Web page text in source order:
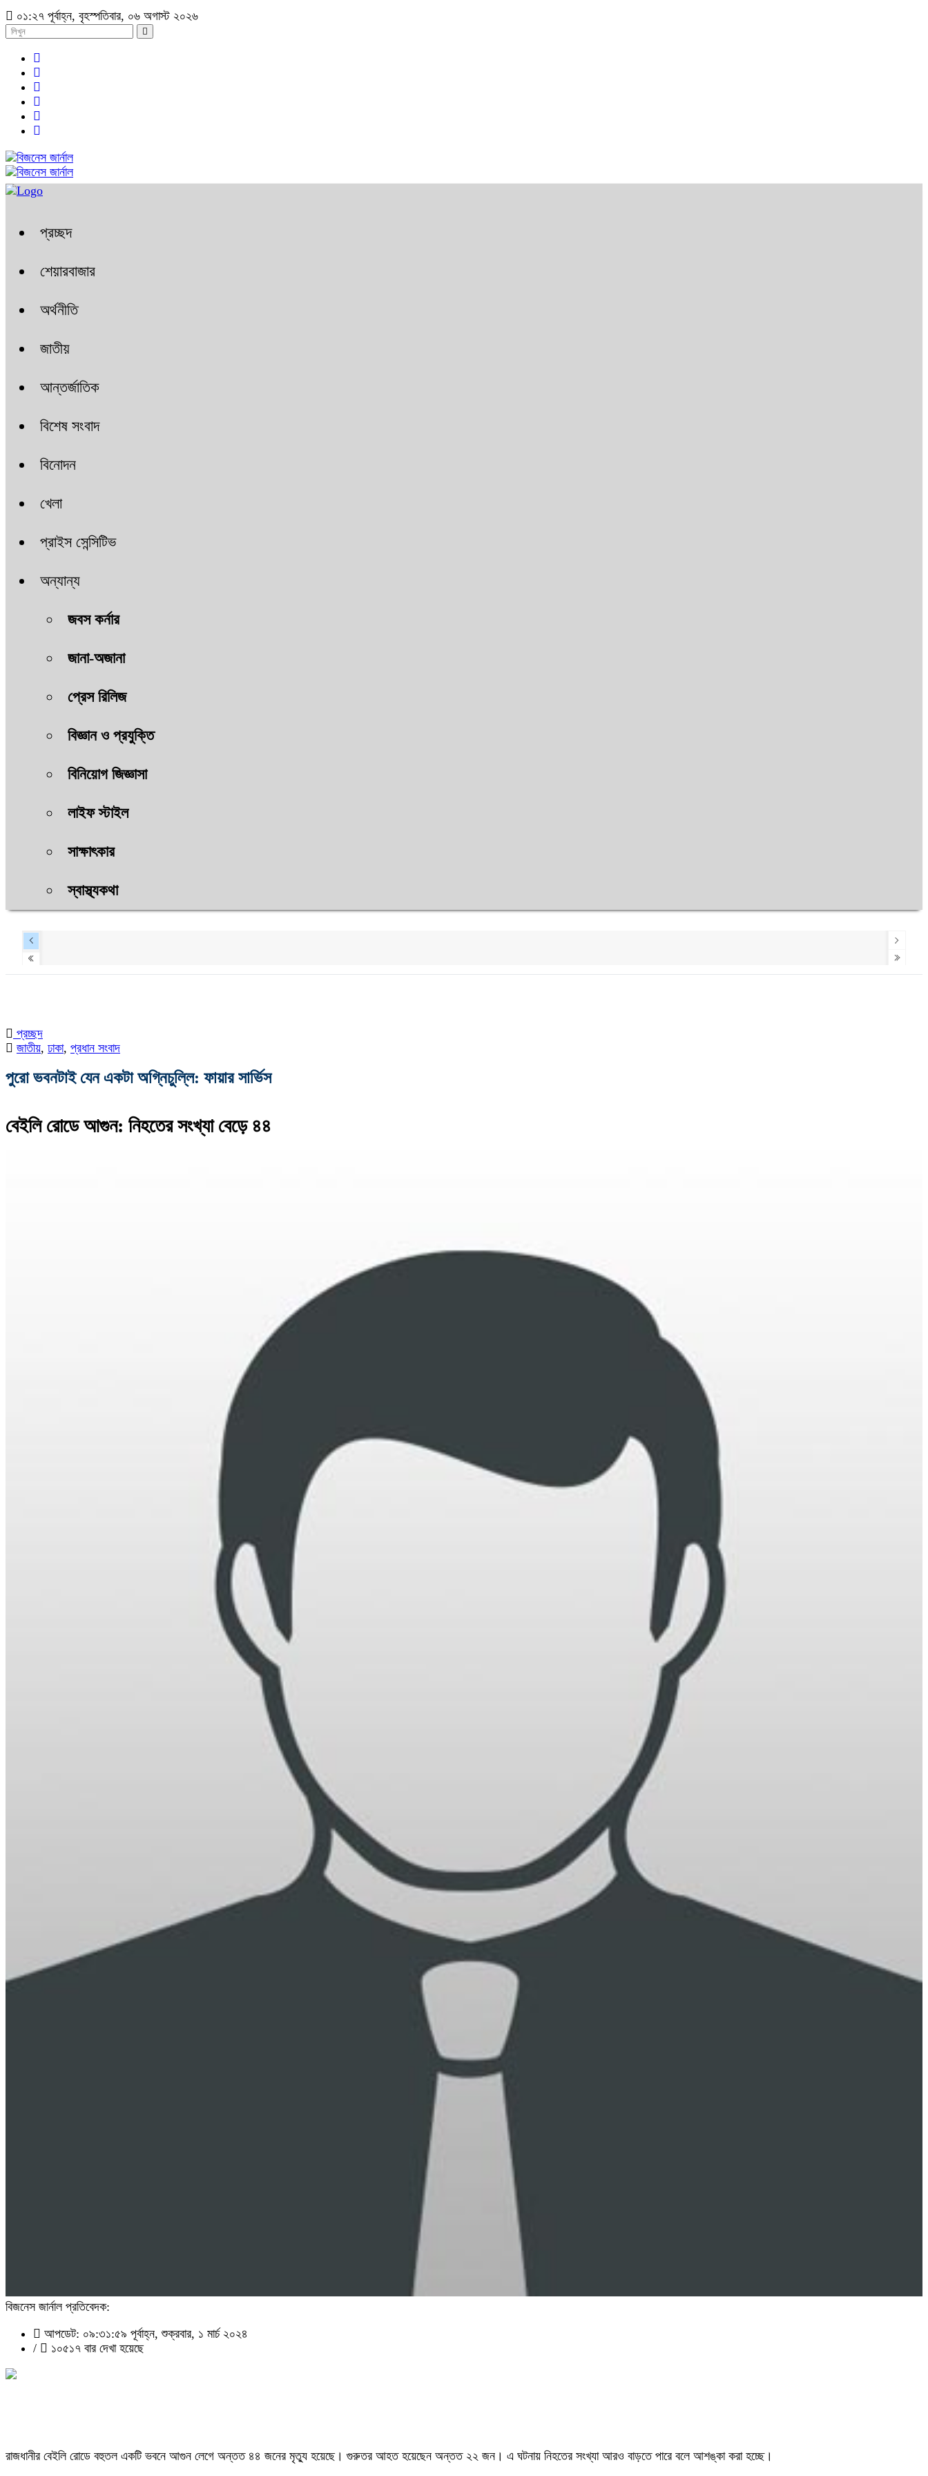
০১:২৭ পূর্বাহ্ন, বৃহস্পতিবার, ০৬ অগাস্ট ২০২৬
প্রচ্ছদ
শেয়ারবাজার
অর্থনীতি
জাতীয়
আন্তর্জাতিক
বিশেষ সংবাদ
বিনোদন
খেলা
প্রাইস সেন্সিটিভ
অন্যান্য
জবস কর্নার
জানা-অজানা
প্রেস রিলিজ
বিজ্ঞান ও প্রযুক্তি
বিনিয়োগ জিজ্ঞাসা
লাইফ স্টাইল
সাক্ষাৎকার
স্বাস্থ্যকথা
প্রচ্ছদ
জাতীয়, ঢাকা, প্রধান সংবাদ
পুরো ভবনটাই যেন একটা অগ্নিচুল্লি: ফায়ার সার্ভিস
বেইলি রোডে আগুন: নিহতের সংখ্যা বেড়ে ৪৪
বিজনেস জার্নাল প্রতিবেদক:
আপডেট: ০৯:৩১:৫৯ পূর্বাহ্ন, শুক্রবার, ১ মার্চ ২০২৪
/
১০৫১৭ বার দেখা হয়েছে
রাজধানীর বেইলি রোডে বহুতল একটি ভবনে আগুন লেগে অন্তত ৪৪ জনের মৃত্যু হয়েছে। গুরুতর আহত হয়েছেন অন্তত ২২ জন। এ ঘটনায় নিহতের সংখ্যা আরও বাড়তে পারে বলে আশঙ্কা করা হচ্ছে।